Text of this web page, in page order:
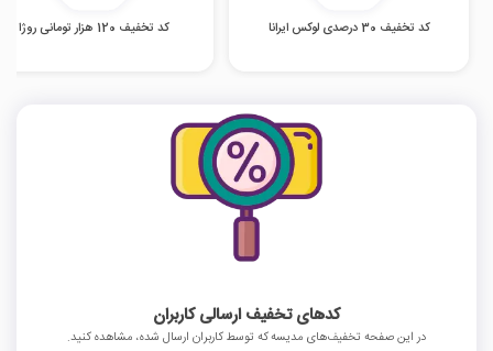
کد تخفیف 30 درصدی لوکس ایرانا کد تخفیف 120 هزار تومانی روژا
کدهای تخفیف ارسالی کاربران
در این صفحه تخفیف‌های مدیسه که توسط کاربران ارسال شده، مشاهده کنید.